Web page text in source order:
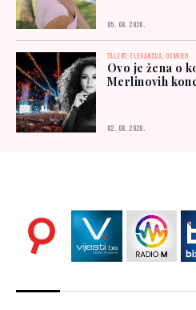
05. 08. 2026.
TALENT, ELEGANCIJA, OSMIJEH
Ovo je žena o
Merlinovih
02. 08. 2026.